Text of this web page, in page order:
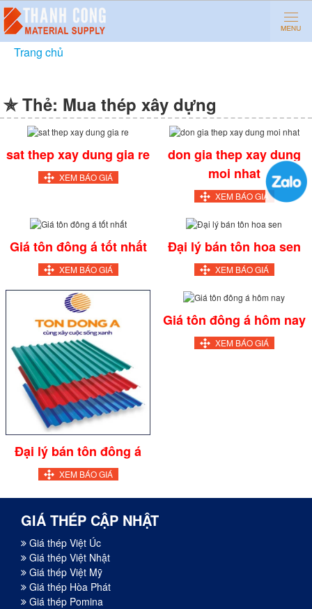
Trang chủ
✯ Thẻ: Mua thép xây dựng
sat thep xay dung gia re
XEM BÁO GIÁ
don gia thep xay dung
moi nhat
XEM BÁO GIÁ
Giá tôn đông á tốt nhất
XEM BÁO GIÁ
Đại lý bán tôn hoa sen
XEM BÁO GIÁ
Đại lý bán tôn đông á
XEM BÁO GIÁ
Giá tôn đông á hôm nay
XEM BÁO GIÁ
GIÁ THÉP CẬP NHẬT
Giá thép Việt Úc
Giá thép Việt Nhật
Giá thép Việt Mỹ
Giá thép Hòa Phát
Giá thép Pomina